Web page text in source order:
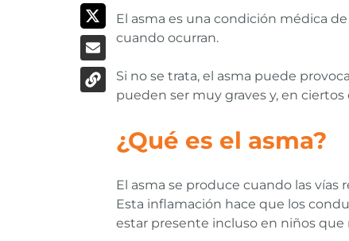
El asma es una condición médica
cuando ocurran.
Si no se trata, el asma puede
pueden ser muy graves y, en ciertos
¿Qué es el asma?
El asma se produce cuando las
Esta inflamación hace que los
estar presente incluso en niños